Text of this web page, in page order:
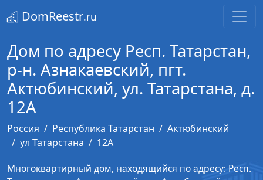
DomReestr.ru
Дом по адресу Респ. Татарстан,
р-н. Азнакаевский, пгт.
Актюбинский, ул. Татарстана, д.
12А
Россия Республика Татарстан
Актюбинский
ул Татарстана
12А
Многоквартирный дом, находящийся по адресу: Респ.